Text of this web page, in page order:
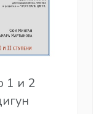
1 и 2